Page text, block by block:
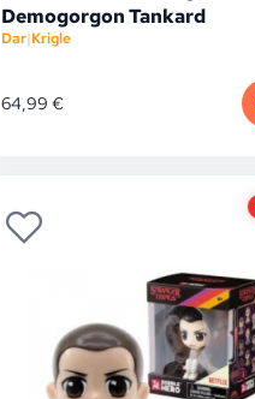
Demogorgon Tankard
Dar|Krigle
64,99 €